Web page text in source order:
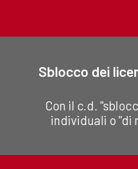
Sblocco dei
Con il c.d.
individuali o "di